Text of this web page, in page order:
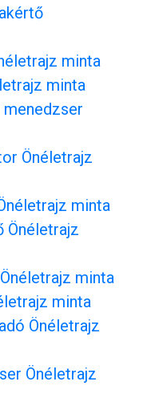
minta
minta
Önéletrajz
minta
Önéletrajz
minta
minta
Önéletrajz
Önéletrajz